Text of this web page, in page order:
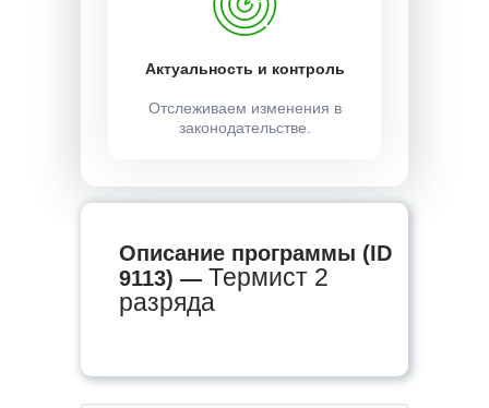
Актуальность и контроль
Отслеживаем изменения в
законодательстве.
Описание программы (ID
9113) — Термист 2
разряда